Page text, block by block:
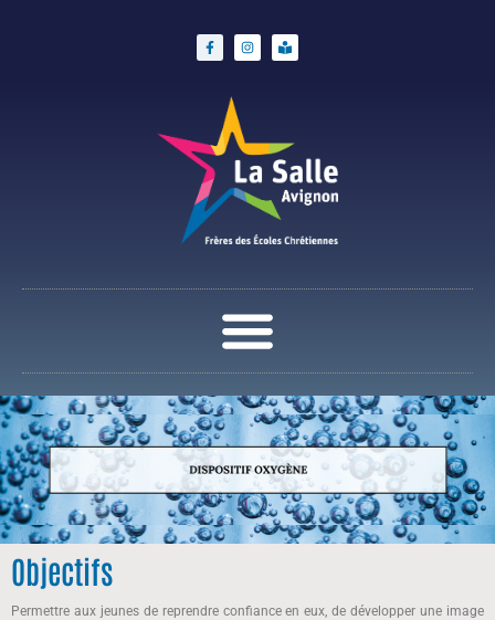
Objectifs
Permettre aux jeunes de reprendre confiance en eux, de développer une image